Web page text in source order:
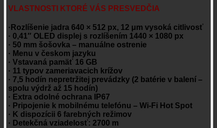
VLASTNOSTI KTORÉ VÁS PRESVEDČIA
·Rozlíšenie jadra 640 × 512 px, 12 μm vysoká citlivosť
· 0,41″ OLED displej s rozlíšením 1440 × 1080 px
· 50 mm šošovka – manuálne ostrenie
· Menu v českom jazyku
· Vstavaná pamäť 16 GB
· 11 typov zameriavacich krížov
· 7,5 hodín nepretržitej prevádzky (2 batérie v balení –
spolu výdrž až 15 hodín)
· Extra odolné ochrana IP67
· Pripojenie k mobilnému telefónu – Wi-Fi Hot Spot
· K dispozícii 6 farebných režimov
· Detekčná vziadelosť: 2700 m